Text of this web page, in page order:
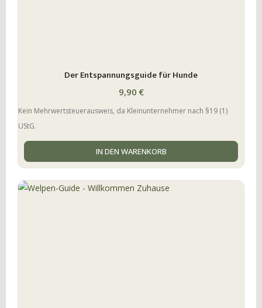
Der Entspannungsguide für Hunde
9,90 €
Kein Mehrwertsteuerausweis, da Kleinunternehmer nach §19 (1)
UStG.
IN DEN WARENKORB